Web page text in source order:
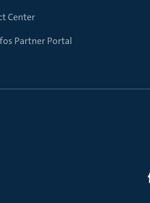
Center
Partner Portal